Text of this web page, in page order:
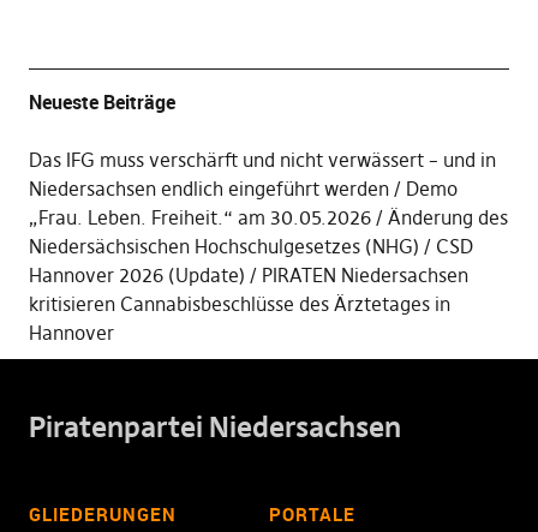
Neueste Beiträge
Das IFG muss verschärft und nicht verwässert – und in
Niedersachsen endlich eingeführt werden
Demo
„Frau. Leben. Freiheit.“ am 30.05.2026
Änderung des
Niedersächsischen Hochschulgesetzes (NHG)
CSD
Hannover 2026 (Update)
PIRATEN Niedersachsen
kritisieren Cannabisbeschlüsse des Ärztetages in
Hannover
Piratenpartei Niedersachsen
GLIEDERUNGEN PORTALE